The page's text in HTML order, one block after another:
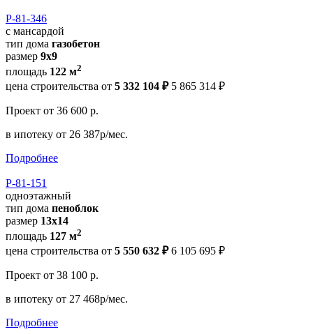
Р-81-346
с мансардой
тип дома газобетон
размер 9x9
площадь 122 м2
цена строительства от 5 332 104 ₽ 5 865 314 ₽
Проект от 36 600 р.
в ипотеку от 26 387р/мес.
Подробнее
Р-81-151
одноэтажный
тип дома пеноблок
размер 13x14
площадь 127 м2
цена строительства от 5 550 632 ₽ 6 105 695 ₽
Проект от 38 100 р.
в ипотеку от 27 468р/мес.
Подробнее